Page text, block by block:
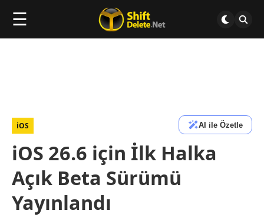
☰
iOS AI ile Özetle
iOS 26.6 için İlk Halka
Açık Beta Sürümü
Yayınlandı